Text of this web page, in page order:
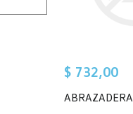
$ 732,00
ABRAZADERA